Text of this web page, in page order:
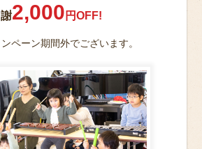
2,000 円OFF!
ペーン期間外でございます。